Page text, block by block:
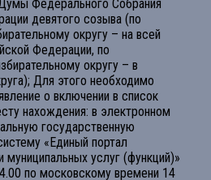
Федерального Собрания
девятого созыва (по
округу – на всей
Федерации, по
округу – в
Для этого необходимо
о включении в список
нахождения: в электронном
государственную
«Единый портал
муниципальных услуг (функций)»
по московскому времени 14